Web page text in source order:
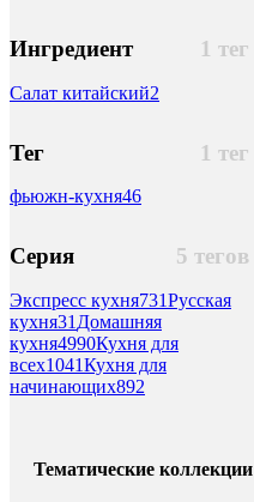
1 тег
Ингредиент
Салат китайский2
1 тег
Тег
фьюжн-кухня46
5 тегов
Серия
Экспресс кухня731Русская
кухня31 Домашняя
кухня4990Кухня для
всех1041Кухня для
начинающих892
Тематические коллекции